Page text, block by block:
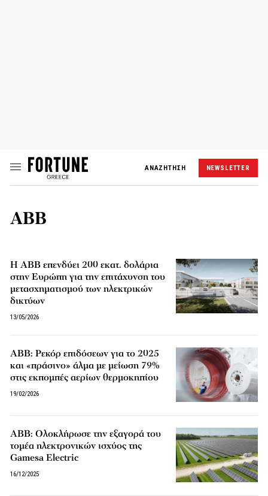
ΑΝΑΖΗΤΗΣΗ NEWSLETTER
ABB
Η ABB επενδύει 200 εκατ. δολάρια
στην Ευρώπη για την επιτάχυνση του
μετασχηματισμού των ηλεκτρικών
δικτύων
13/05/2026
ABB: Ρεκόρ επιδόσεων για το 2025
και «πράσινο» άλμα με μείωση 79%
στις εκπομπές αερίων θερμοκηπίου
19/02/2026
ABB: Ολοκλήρωσε την εξαγορά του
τομέα ηλεκτρονικών ισχύος της
Gamesa Electric
16/12/2025